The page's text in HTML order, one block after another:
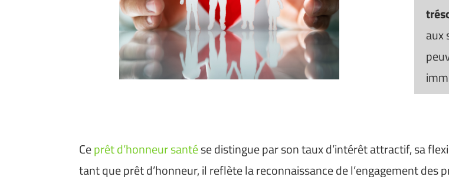
aux
Ceprêt d’honneur santése distingue par son taux d’intérêt attractif, sa
tant que prêt d’honneur, il reflète la reconnaissance de l’engagement